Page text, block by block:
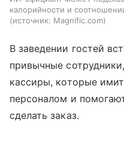
калорийности и
источник: Magnific.com
В заведении гостей
привычные
кассиры, которые
персоналом и
сделать заказ.